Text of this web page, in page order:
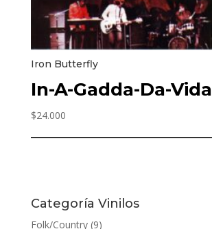
Iron Butterfly
In-A-Gadda-Da-Vida
$24.000
Categoría Vinilos
Folk/Country (9)